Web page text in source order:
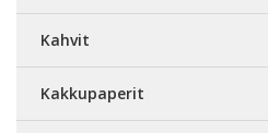
Kahvit
Kakkupaperit